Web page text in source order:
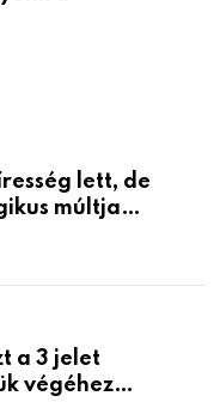
lett, de
múltja
a 3 jelet
végéhez